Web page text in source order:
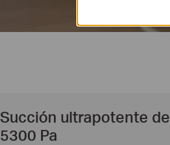
Succión ultrapotente de
5300 Pa